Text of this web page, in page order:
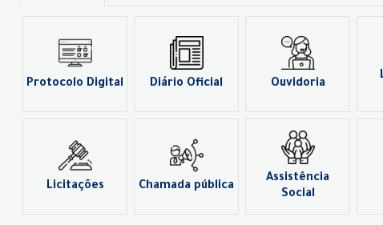
Protocolo Digital Diário Oficial Ouvidoria
Licitações Chamada pública
Assistência
Social